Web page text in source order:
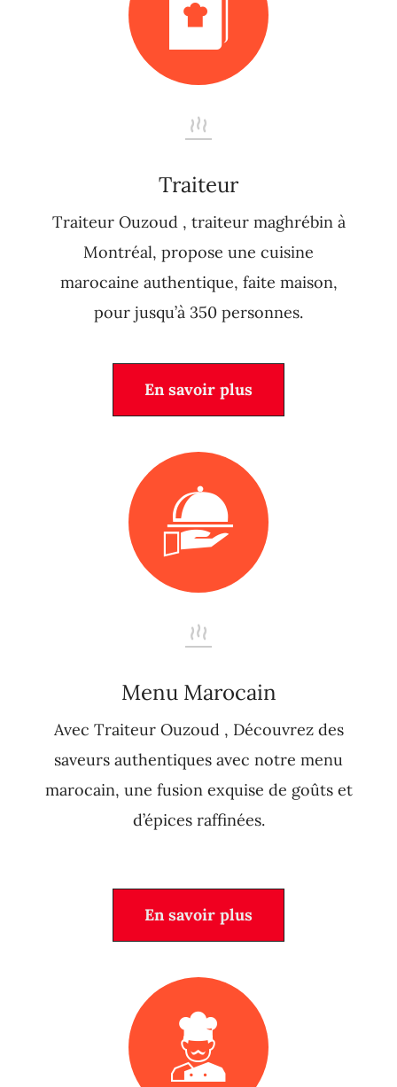
Traiteur
Traiteur Ouzoud , traiteur maghrébin à
Montréal, propose une cuisine
marocaine authentique, faite maison,
pour jusqu’à 350 personnes.
En savoir plus
Menu Marocain
Avec Traiteur Ouzoud , Découvrez des
saveurs authentiques avec notre menu
marocain, une fusion exquise de goûts et
d’épices raffinées.
En savoir plus